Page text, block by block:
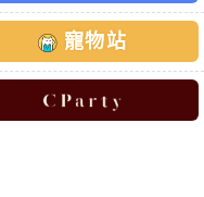
寵物站